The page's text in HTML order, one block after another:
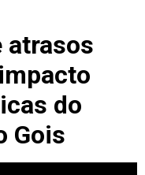
atrasos
do
Gois